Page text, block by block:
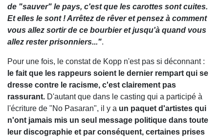
de "sauver" le pays, c'est que les carottes sont cuites.
Et elles le sont ! Arrêtez de rêver et pensez à comment
vous allez sortir de ce bourbier et jusqu'à quand vous
allez rester prisonniers...".
Pour une fois, le constat de Kopp n'est pas si déconnant :
le fait que les rappeurs soient le dernier rempart qui se
dresse contre le racisme, c'est clairement pas
rassurant. D'autant que dans le casting qui a participé à
l'écriture de "No Pasaran", il y a un paquet d'artistes qui
n'ont jamais mis un seul message politique dans toute
leur discographie et par conséquent, certaines prises